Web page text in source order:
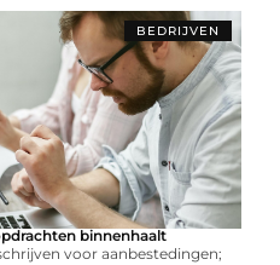
BEDRIJVEN
binnenhaalt
voor aanbestedingen;